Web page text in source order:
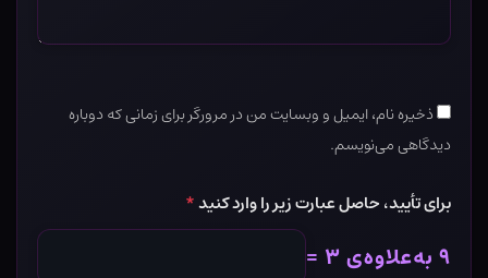
ذخیره نام، ایمیل و وبسایت من در مرورگر برای زمانی که دوباره
دیدگاهی می‌نویسم.
برای تأیید، حاصل عبارت زیر را وارد کنید*
۹ به‌علاوه‌ی ۳ =